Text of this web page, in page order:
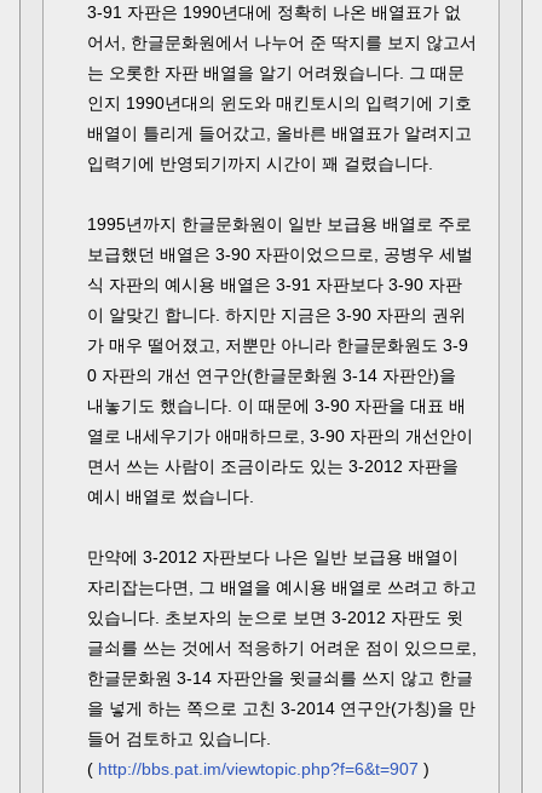
3-91 자판은 1990년대에 정확히 나온 배열표가 없
어서, 한글문화원에서 나누어 준 딱지를 보지 않고서
는 오롯한 자판 배열을 알기 어려웠습니다. 그 때문
인지 1990년대의 윈도와 매킨토시의 입력기에 기호
배열이 틀리게 들어갔고, 올바른 배열표가 알려지고
입력기에 반영되기까지 시간이 꽤 걸렸습니다.
1995년까지 한글문화원이 일반 보급용 배열로 주로
보급했던 배열은 3-90 자판이었으므로, 공병우 세벌
식 자판의 예시용 배열은 3-91 자판보다 3-90 자판
이 알맞긴 합니다. 하지만 지금은 3-90 자판의 권위
가 매우 떨어졌고, 저뿐만 아니라 한글문화원도 3-9
0 자판의 개선 연구안(한글문화원 3-14 자판안)을
내놓기도 했습니다. 이 때문에 3-90 자판을 대표 배
열로 내세우기가 애매하므로, 3-90 자판의 개선안이
면서 쓰는 사람이 조금이라도 있는 3-2012 자판을
예시 배열로 썼습니다.
만약에 3-2012 자판보다 나은 일반 보급용 배열이
자리잡는다면, 그 배열을 예시용 배열로 쓰려고 하고
있습니다. 초보자의 눈으로 보면 3-2012 자판도 윗
글쇠를 쓰는 것에서 적응하기 어려운 점이 있으므로,
한글문화원 3-14 자판안을 윗글쇠를 쓰지 않고 한글
을 넣게 하는 쪽으로 고친 3-2014 연구안(가칭)을 만
들어 검토하고 있습니다.
( http://bbs.pat.im/viewtopic.php?f=6&t=907 )